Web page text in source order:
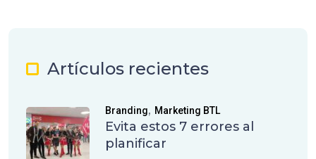
Artículos recientes
Branding, Marketing BTL
Evita estos 7 errores al
planificar